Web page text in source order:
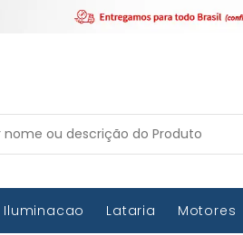
Iluminacao Lataria Motores